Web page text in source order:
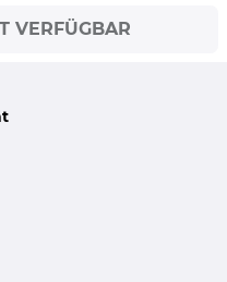
VERFÜGBAR